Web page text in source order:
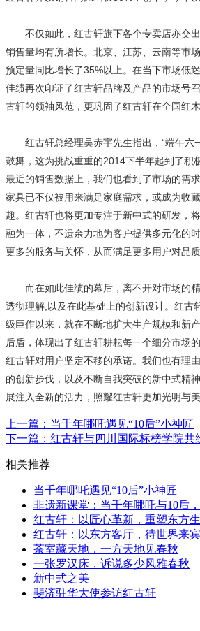
不仅如此，红古轩旗下各个专卖店亦交出
销售量均有所增长。北京、江苏、云南等市
预定量同比增长了35%以上。在当下市场低
佳绩再次印证了红古轩品牌及产品的市场号
古轩的领袖风范，更巩固了红古轩在全国红
红古轩总经理吴赤宇先生指出，“端午六
鼓舞，这为挑战重重的2014下半年起到了积
最近的销售数据上，我们也看到了市场的需
家具已不仅被用来满足家庭需求，或成为收
趣。红古轩也将更加专注于新中式的研发，
融为一体，不遗余力地为客户提供多元化的
更多的服务与关怀，从而满足更多用户对品
而在如此佳绩的幕后，离不开对市场的精
透彻理解,以及在此基础上的创新设计。红古
级巨作以来，就在不断地扩大生产规模和新
后盾，体现出了红古轩耕耘每一个细分市场
红古轩对用户坚定不移的承诺。我们也有理
的创新步伐，以及不断自我突破的新中式精
展注入全新的活力，照耀红古轩更加光明与美
上一篇：当千年哪吒遇见“10后”小神匠
下一篇：红古轩与四川国际标榜学院共
相关推荐
当千年哪吒遇见“10后”小神匠
非遗新课堂：当千年哪吒与10后
红古轩：以匠心革新，重塑东方
红古轩：以东方客厅，待世界来宾
茶室藏天地，一方天地见春秋
一张罗汉床，诉说多少风雅春秋
新中式之美
斐济驻华大使参访红古轩